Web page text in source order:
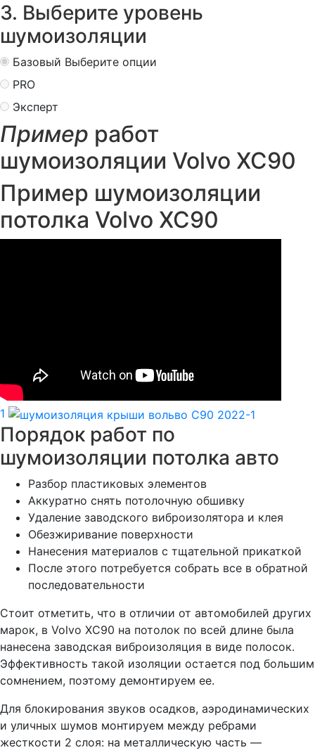
3. Выберите уровень
шумоизоляции
Базовый Выберите опции
PRO
Эксперт
Пример работ
шумоизоляции Volvo XC90
Пример шумоизоляции
потолка Volvo XC90
1
Порядок работ по
шумоизоляции потолка авто
Разбор пластиковых элементов
Аккуратно снять потолочную обшивку
Удаление заводского виброизолятора и клея
Обезжиривание поверхности
Нанесения материалов с тщательной прикаткой
После этого потребуется собрать все в обратной
последовательности
Стоит отметить, что в отличии от автомобилей других
марок, в Volvo XC90 на потолок по всей длине была
нанесена заводская виброизоляция в виде полосок.
Эффективность такой изоляции остается под большим
сомнением, поэтому демонтируем ее.
Для блокирования звуков осадков, аэродинамических
и уличных шумов монтируем между ребрами
жесткости 2 слоя: на металлическую часть —